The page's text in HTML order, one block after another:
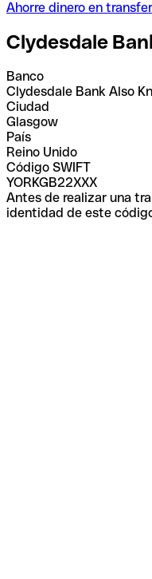
Ahorre dinero en
Clydesdale
Banco
Clydesdale Bank Also
Ciudad
Glasgow
País
Reino Unido
Código SWIFT
YORKGB22XXX
Antes de realizar una
identidad de este